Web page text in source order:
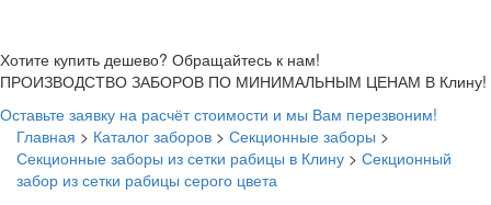
Хотите купить дешево? Обращайтесь к нам!
ПРОИЗВОДСТВО ЗАБОРОВ ПО МИНИМАЛЬНЫМ ЦЕНАМ В Клину!
Оставьте заявку на расчёт стоимости и мы Вам перезвоним!
Главная > Каталог заборов > Секционные заборы >
Секционные заборы из сетки рабицы в Клину > Секционный
забор из сетки рабицы серого цвета